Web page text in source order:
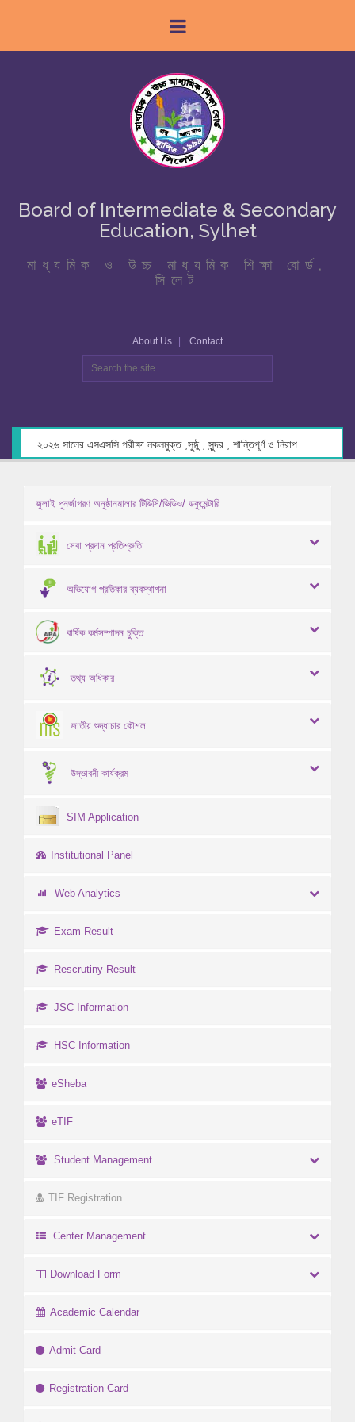
Board of Intermediate & Secondary
Education, Sylhet
মাধ্যমিক ও উচ্চ মাধ্যমিক শিক্ষা বোর্ড,
সিলেট
About Us Contact
জুলাই পুনর্জাগরণ অনুষ্ঠানমালার টিভিসি/ভিডিও/ ডকুমেন্টারি
সেবা প্রদান প্রতিশ্রুতি
অভিযোগ প্রতিকার ব্যবস্থাপনা
বার্ষিক কর্মসম্পাদন চুক্তি
তথ্য অধিকার
জাতীয় শুদ্ধাচার কৌশল
উদ্ভাবনী কার্যক্রম
SIM Application
Institutional Panel
Web Analytics
Exam Result
Rescrutiny Result
JSC Information
HSC Information
eSheba
eTIF
Student Management
TIF Registration
Center Management
Download Form
Academic Calendar
Admit Card
Registration Card